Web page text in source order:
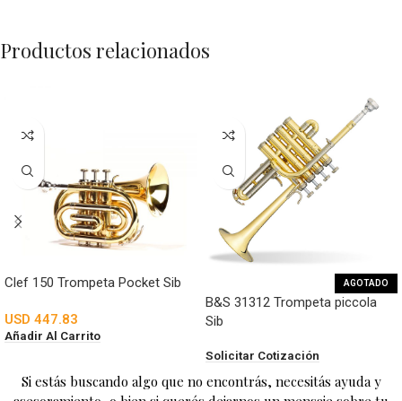
Productos relacionados
Clef 150 Trompeta Pocket Sib
USD 447.83
Añadir Al Carrito
AGOTADO
B&S 31312 Trompeta piccola
Sib
Solicitar Cotización
Si estás buscando algo que no encontrás, necesitás ayuda y